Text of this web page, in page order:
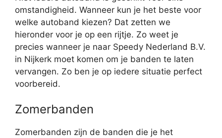
omstandigheid. Wanneer kun je het beste voor
welke autoband kiezen? Dat zetten we
hieronder voor je op een rijtje. Zo weet je
precies wanneer je naar Speedy Nederland B.V.
in Nijkerk moet komen om je banden te laten
vervangen. Zo ben je op iedere situatie perfect
voorbereid.
Zomerbanden
Zomerbanden zijn de banden die je het